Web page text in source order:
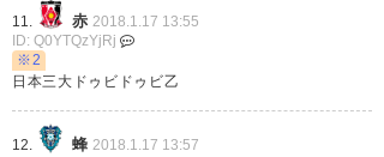
丈夫なんか？？
— Kira@WEL (U25434144)
2018, 1月 17
11. 赤 2018.1.17 13:55
ID: Q0YTQzYjRj
※2
日本三大ドゥビドゥビ乙
12. 蜂 2018.1.17 13:57